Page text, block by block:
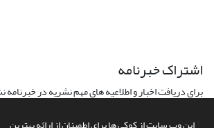
اشتراک خبرنامه
برای دریافت اخبار و اطلاعیه های مهم نشریه در